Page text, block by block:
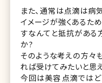
また、通常は点滴は病
イメージが強くあるた
すなんてと抵抗がある
か?
そのような考えの方
れば受けてみたいと思え
今回は美容点滴では